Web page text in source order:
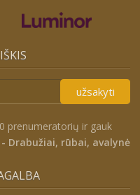
užsakyti
prenumeratorių ir gauk
Drabužiai, rūbai, avalynė